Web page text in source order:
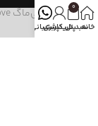
مینی‌ماگ Oh My Love
خانه
0
سبد خرید
پنل کاربری
پشتیبانی